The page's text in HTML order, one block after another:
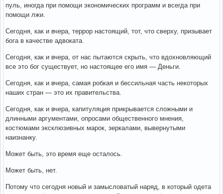
пуль, иногда при помощи экономических программ и всегда при
помощи лжи.
Сегодня, как и вчера, террор настоящий, тот, что сверху, призывает
бога в качестве адвоката.
Сегодня, как и вчера, от нас пытаются скрыть, что вдохновляющий
все это бог существует, но настоящее его имя — Деньги.
Сегодня, как и вчера, самая робкая и бессильная часть некоторых
наших стран — это их правительства.
Сегодня, как и вчера, капитуляция прикрывается сложными и
длинными аргументами, опросами общественного мнения,
костюмами эксклюзивных марок, зеркалами, вывернутыми
наизнанку.
Может быть, это время еще осталось.
Может быть, нет.
Потому что сегодня новый и замысловатый наряд, в который одета